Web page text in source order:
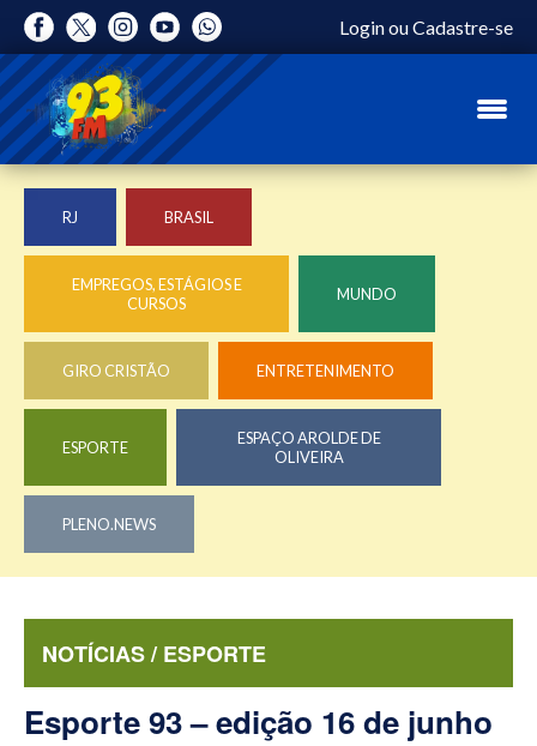
LoginouCadastre-se
RJ BRASIL
EMPREGOS, ESTÁGIOS E
CURSOS
MUNDO
GIRO CRISTÃO ENTRETENIMENTO
ESPORTE
ESPAÇO AROLDE DE
OLIVEIRA
PLENO.NEWS
NOTÍCIAS / ESPORTE
Esporte 93 – edição 16 de junho